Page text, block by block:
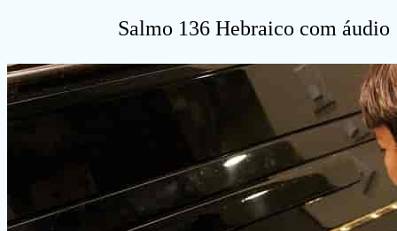
Salmo 136 Hebraico com áudio